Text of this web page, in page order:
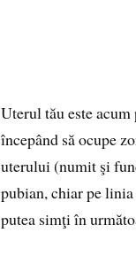
Uterul tău este
începând să ocupe
uterului (numit şi
pubian, chiar pe
putea simţi în